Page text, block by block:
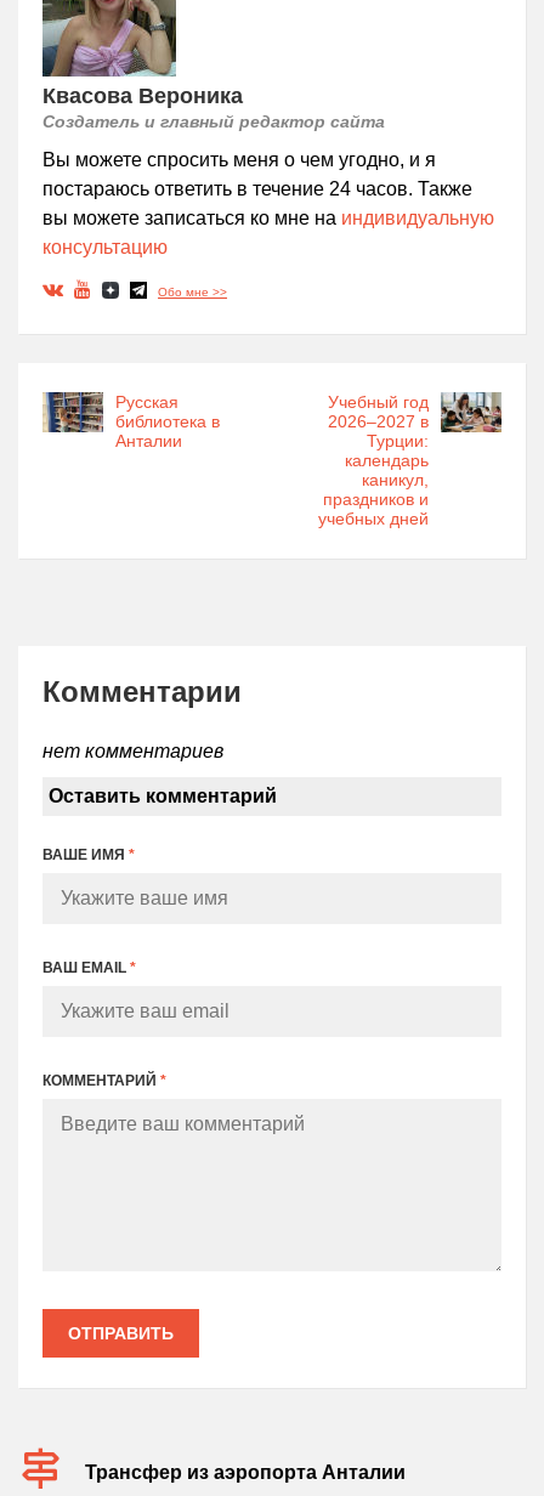
Квасова Вероника
Создатель и главный редактор сайта
Вы можете спросить меня о чем угодно, и я
постараюсь ответить в течение 24 часов. Также
вы можете записаться ко мне на индивидуальную
консультацию
Обо мне >>
Русская
библиотека в
Анталии
Учебный год
2026–2027 в
Турции:
календарь
каникул,
праздников и
учебных дней
Комментарии
нет комментариев
Оставить комментарий
ВАШЕ ИМЯ *
ВАШ EMAIL *
КОММЕНТАРИЙ *
ОТПРАВИТЬ
Трансфер из аэропорта Анталии